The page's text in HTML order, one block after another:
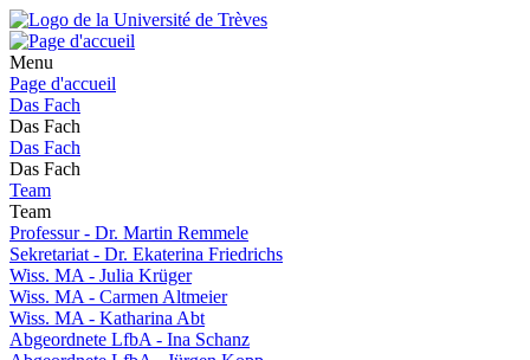
Menu
Page d'accueil
Das Fach
Das Fach
Das Fach
Das Fach
Team
Team
Professur - Dr. Martin Remmele
Sekretariat - Dr. Ekaterina Friedrichs
Wiss. MA - Julia Krüger
Wiss. MA - Carmen Altmeier
Wiss. MA - Katharina Abt
Abgeordnete LfbA - Ina Schanz